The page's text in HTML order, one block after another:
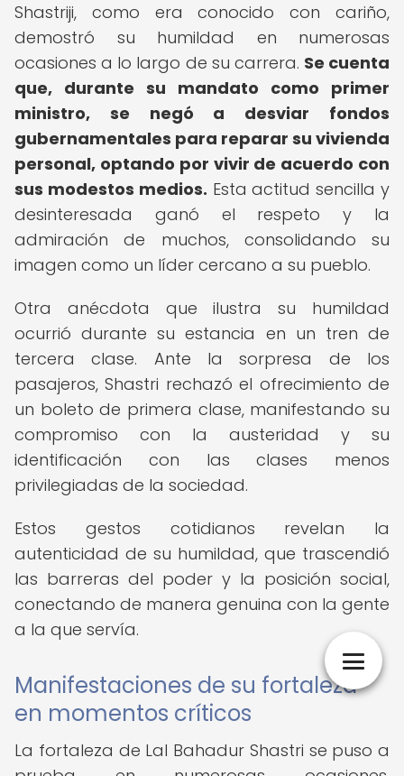
Shastriji, como era conocido con cariño,
demostró su humildad en numerosas
ocasiones a lo largo de su carrera. Se cuenta
que, durante su mandato como primer
ministro, se negó a desviar fondos
gubernamentales para reparar su vivienda
personal, optando por vivir de acuerdo con
sus modestos medios. Esta actitud sencilla y
desinteresada ganó el respeto y la
admiración de muchos, consolidando su
imagen como un líder cercano a su pueblo.
Otra anécdota que ilustra su humildad
ocurrió durante su estancia en un tren de
tercera clase. Ante la sorpresa de los
pasajeros, Shastri rechazó el ofrecimiento de
un boleto de primera clase, manifestando su
compromiso con la austeridad y su
identificación con las clases menos
privilegiadas de la sociedad.
Estos gestos cotidianos revelan la
autenticidad de su humildad, que trascendió
las barreras del poder y la posición social,
conectando de manera genuina con la gente
a la que servía.
Manifestaciones de su fortaleza
en momentos críticos
La fortaleza de Lal Bahadur Shastri se puso a